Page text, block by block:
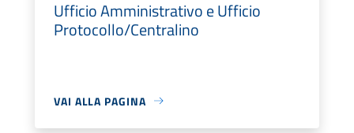
Ufficio Amministrativo e Ufficio
Protocollo/Centralino
VAI ALLA PAGINA